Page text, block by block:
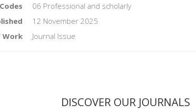
06 Professional and scholarly
12 November 2025
Work
Journal Issue
DISCOVER OUR JOURNALS